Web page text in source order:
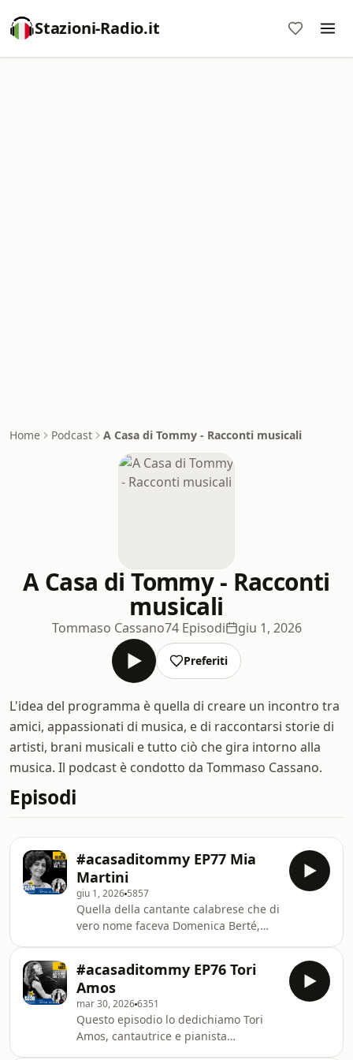
Stazioni-Radio.it
Home Podcast A Casa di Tommy - Racconti musicali
A Casa di Tommy - Racconti
musicali
Tommaso Cassano74 Episodi giu 1, 2026
Preferiti
L'idea del programma è quella di creare un incontro tra
amici, appassionati di musica, e di raccontarsi storie di
artisti, brani musicali e tutto ciò che gira intorno alla
musica. Il podcast è condotto da Tommaso Cassano.
Episodi
#acasaditommy EP77 Mia
Martini
giu 1, 2026 5857
Quella della cantante calabrese che di
vero nome faceva Domenica Berté,
italiana. Tanto intensa quanto
assurda per la direzione che prese.La
storia di Mia Martini è piena di
chiaroscuri, di controsensi, di
paradossi. Il più determinante è stato
#acasaditommy EP76 Tori
Amos
mar 30, 20266351
Questo episodio lo dedichiamo Tori
Amos, cantautrice e pianista